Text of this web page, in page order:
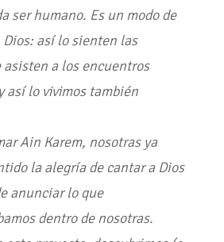
ser humano. Es un modo de
así lo sienten las
asisten a los encuentros
así lo vivimos también
Ain Karem, nosotras ya
la alegría de cantar a Dios
anunciar lo que
dentro de nosotras.